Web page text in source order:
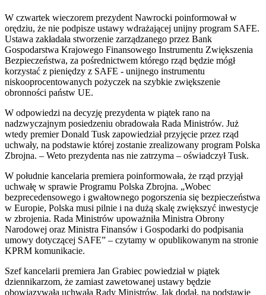
W czwartek wieczorem prezydent Nawrocki poinformował w
orędziu, że nie podpisze ustawy wdrażającej unijny program SAFE.
Ustawa zakładała stworzenie zarządzanego przez Bank
Gospodarstwa Krajowego Finansowego Instrumentu Zwiększenia
Bezpieczeństwa, za pośrednictwem którego rząd będzie mógł
korzystać z pieniędzy z SAFE - unijnego instrumentu
niskooprocentowanych pożyczek na szybkie zwiększenie
obronności państw UE.
W odpowiedzi na decyzję prezydenta w piątek rano na
nadzwyczajnym posiedzeniu obradowała Rada Ministrów. Już
wtedy premier Donald Tusk zapowiedział przyjęcie przez rząd
uchwały, na podstawie której zostanie zrealizowany program Polska
Zbrojna. – Weto prezydenta nas nie zatrzyma – oświadczył Tusk.
W południe kancelaria premiera poinformowała, że rząd przyjął
uchwałę w sprawie Programu Polska Zbrojna. „Wobec
bezprecedensowego i gwałtownego pogorszenia się bezpieczeństwa
w Europie, Polska musi pilnie i na dużą skalę zwiększyć inwestycje
w zbrojenia. Rada Ministrów upoważniła Ministra Obrony
Narodowej oraz Ministra Finansów i Gospodarki do podpisania
umowy dotyczącej SAFE” – czytamy w opublikowanym na stronie
KPRM komunikacie.
Szef kancelarii premiera Jan Grabiec powiedział w piątek
dziennikarzom, że zamiast zawetowanej ustawy będzie
obowiązywała uchwała Rady Ministrów. Jak dodał, na podstawie